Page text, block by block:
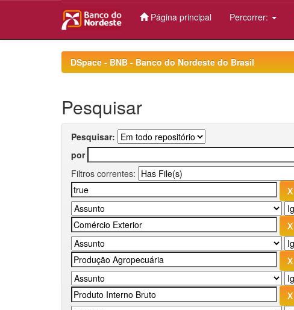
Página principal Percorrer:
DSpace - BNB - Banco do Nordeste do Brasil
Pesquisar
Pesquisar:
por
Filtros correntes: